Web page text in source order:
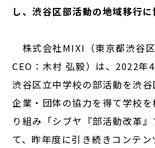
し、渋谷区部活動の地域移行に
株式会社MIXI（東京都渋谷
CEO：木村 弘毅）は、2022年
渋谷区立中学校の部活動を渋
企業・団体の協力を得て学校
り組み「シブヤ『部活動改革
て、昨年度に引き続きコンテ